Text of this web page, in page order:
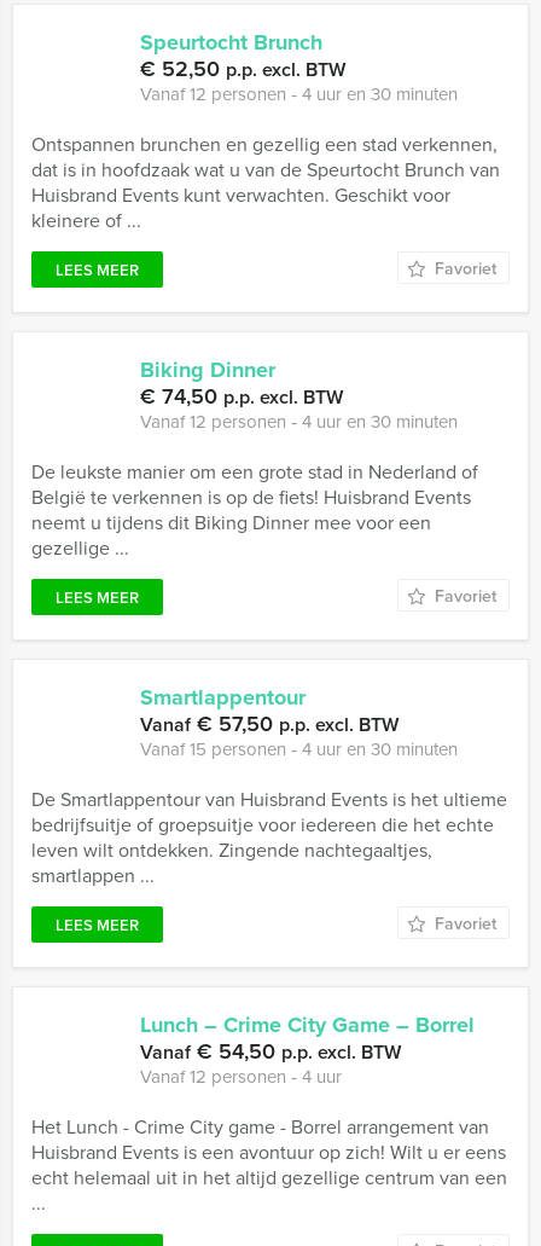
Speurtocht Brunch
€ 52,50 p.p. excl. BTW
Vanaf 12 personen ‐ 4 uur en 30 minuten
Ontspannen brunchen en gezellig een stad verkennen,
dat is in hoofdzaak wat u van de Speurtocht Brunch van
Huisbrand Events kunt verwachten. Geschikt voor
kleinere of ...
LEES MEER Favoriet
Biking Dinner
€ 74,50 p.p. excl. BTW
Vanaf 12 personen ‐ 4 uur en 30 minuten
De leukste manier om een grote stad in Nederland of
België te verkennen is op de fiets! Huisbrand Events
neemt u tijdens dit Biking Dinner mee voor een
gezellige ...
LEES MEER Favoriet
Smartlappentour
Vanaf€ 57,50 p.p. excl. BTW
Vanaf 15 personen ‐ 4 uur en 30 minuten
De Smartlappentour van Huisbrand Events is het ultieme
bedrijfsuitje of groepsuitje voor iedereen die het echte
leven wilt ontdekken. Zingende nachtegaaltjes,
smartlappen ...
LEES MEER Favoriet
Lunch – Crime City Game – Borrel
Vanaf€ 54,50 p.p. excl. BTW
Vanaf 12 personen ‐ 4 uur
Het Lunch - Crime City game - Borrel arrangement van
Huisbrand Events is een avontuur op zich! Wilt u er eens
echt helemaal uit in het altijd gezellige centrum van een
...